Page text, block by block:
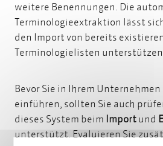
weitere Benennungen. Die
Terminologieextraktion lässt
den Import von bereits
Terminologielisten unterstützen.
Bevor Sie in Ihrem Unternehmen
einführen, sollten Sie auch
dieses System beim Importund
unterstützt. Evaluieren Sie